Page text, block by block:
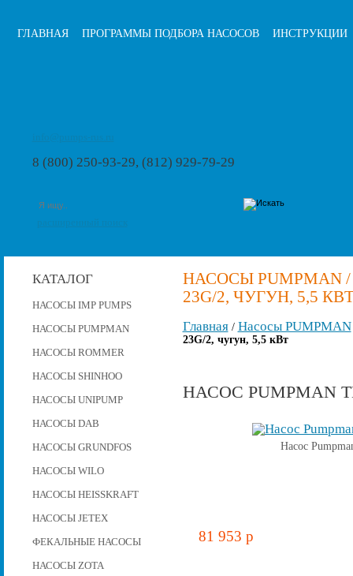
ГЛАВНАЯ ПРОГРАММЫ ПОДБОРА НАСОСОВ ИНСТРУКЦИИ
8 (800) 250-93-29, (812) 929-79-29
КАТАЛОГ
НАСОСЫ IMP PUMPS
НАСОСЫ PUMPMAN
НАСОСЫ ROMMER
НАСОСЫ SHINHOO
НАСОСЫ UNIPUMP
НАСОСЫ DAB
НАСОСЫ GRUNDFOS
НАСОСЫ WILO
НАСОСЫ HEISSKRAFT
НАСОСЫ JETEX
ФЕКАЛЬНЫЕ НАСОСЫ
НАСОСЫ ZOTA
НАСОСЫ PUMPMAN /
23G/2, ЧУГУН, 5,5
Главная/ Насосы PUMPMAN
23G/2, чугун, 5,5 кВт
НАСОС PUMPMAN
Насос
81 953 p